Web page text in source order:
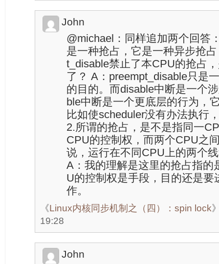
John
@michael：同样追加两个回答
是一种抢占，它是一种异步抢
t_disable禁止了本CPU的抢占
了？ A：preempt_disable只是
的目的。而disable中断是一个
ble中断是一个更底层的行为，
比如使scheduler没有办法执行
2.所谓的抢占，是不是指同一
CPU的控制权，而两个CPU之
说，运行在不同CPU上的两个
A：我的理解是这里的抢占指的
U的控制权是手段，目的还是要
作。
《Linux内核同步机制之（四）：spin lock
19:28
John